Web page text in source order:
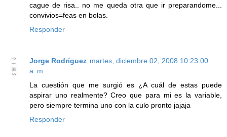
cague de risa.. no me queda otra que ir preparandome...
convivios=feas en bolas.
Responder
Jorge Rodríguez martes, diciembre 02, 2008 10:23:00
a. m.
La cuestión que me surgió es ¿A cuál de estas puede
aspirar uno realmente? Creo que para mi es la variable,
pero siempre termina uno con la culo pronto jajaja
Responder